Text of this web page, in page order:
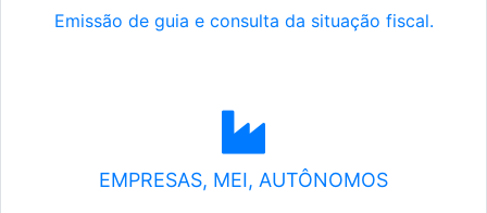
Emissão de guia e consulta da situação fiscal.
EMPRESAS, MEI, AUTÔNOMOS